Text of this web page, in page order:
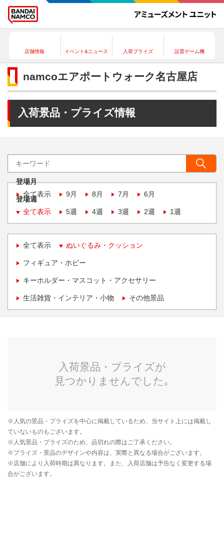
店舗情報 イベント&ニュース 入荷プライズ 設置ゲーム機
namcoエアポートウォーク名古屋店
入荷景品・プライズ情報
登場月
全て表示
9月 8月 7月 6月
登場週
全て表示
5週 4週 3週 2週 1週
全て表示 ぬいぐるみ・クッション
フィギュア・ホビー
キーホルダー・マスコット・アクセサリー
生活雑貨・インテリア・小物 その他景品